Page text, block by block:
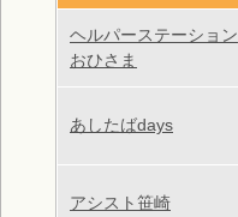
ヘルパーステーション
おひさま
あしたばdays
アシスト笹崎